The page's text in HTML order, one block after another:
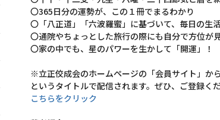
〇365日分の運勢が、この１冊でまるわかり
〇「八正道」「六波羅蜜」に基づいて、毎日の生
〇通院やちょっとした旅行の際にも自分で方位が
〇家の中でも、星のパワーを生かして「開運」！
※立正佼成会のホームページの「会員サイト」か
というタイトルで配信されます。ぜひ、ご登録くだ
こちらをクリック